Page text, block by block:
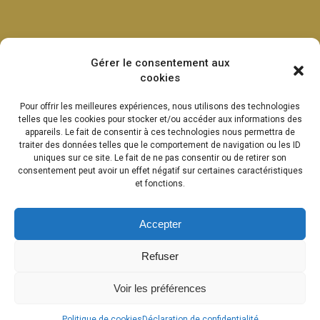
Gérer le consentement aux
cookies
Pour offrir les meilleures expériences, nous utilisons des technologies
telles que les cookies pour stocker et/ou accéder aux informations des
appareils. Le fait de consentir à ces technologies nous permettra de
traiter des données telles que le comportement de navigation ou les ID
uniques sur ce site. Le fait de ne pas consentir ou de retirer son
consentement peut avoir un effet négatif sur certaines caractéristiques
et fonctions.
Accepter
Refuser
Voir les préférences